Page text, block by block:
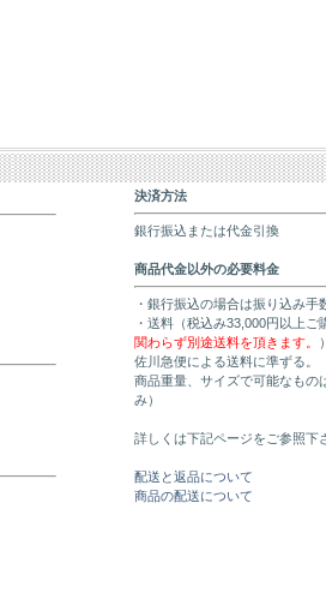
決済方法
銀行振込または代金引換
商品代金以外の必要料金
・銀行振込の場合は振り込み手
・送料（税込み33,000円以上ご
関わらず別途送料を頂きます。
）
佐川急便による送料に準ずる。
商品重量、サイズで可能なもの
み）
詳しくは下記ページをご参照下
配送と返品について
商品の配送について